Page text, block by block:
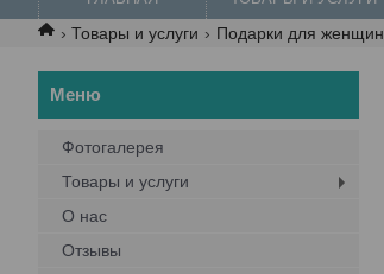
Товары и услуги Подарки для женщин
Фотогалерея
Товары и услуги
О нас
Отзывы